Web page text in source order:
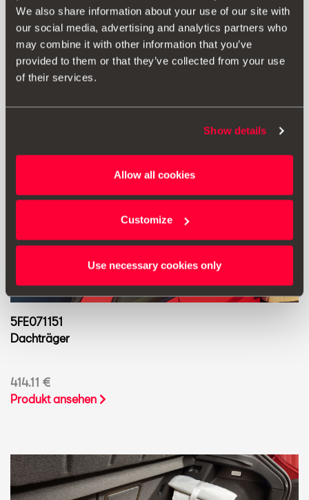
We also share information about your use of our site with
our social media, advertising and analytics partners who
may combine it with other information that you’ve
provided to them or that they’ve collected from your use
of their services.
Show details
Allow all cookies
Customize
Use necessary cookies only
56.06 €
Produkt ansehen
5FE071151
Dachträger
414.11 €
Produkt ansehen